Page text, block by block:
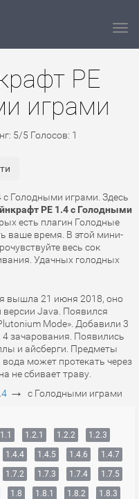
PE
играми
5/5 Голосов: 1
с Голодными играми. Здесь
PE 1.4 с Голодными
есть плагин Голодные
ваше время. В этой мини-
весь сок
Удачных голодных
вышла 21 июня 2018, оно
версии Java. Появился
Mode». Добавили 3
зачарования. Появились
и айсберги. Предметы
может протекать через
не сбивает траву.
→ с Голодными играми
1.1 1.2.1 1.2.2
1.2.3
1.4.4 1.4.5 1.4.6
1.4.7
1.7.2 1.7.3 1.7.4
1.7.5
1.8 1.8.1 1.8.2
1.8.3